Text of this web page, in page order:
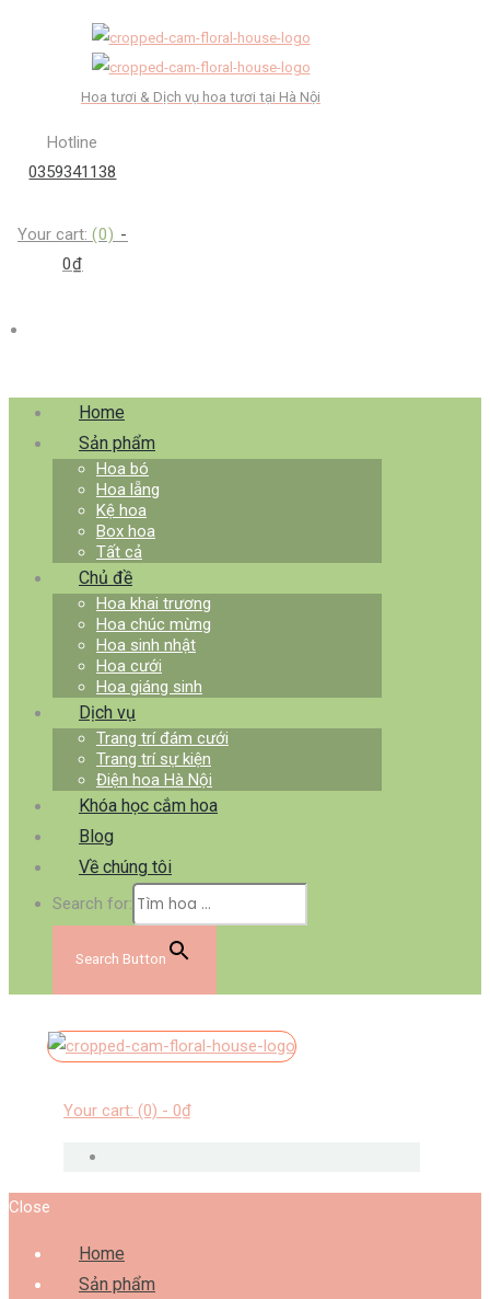
Hoa tươi & Dịch vụ hoa tươi tại Hà Nội
Hotline
0359341138
Your cart: (0) -
0₫
Home
Sản phẩm
Hoa bó
Hoa lẵng
Kệ hoa
Box hoa
Tất cả
Chủ đề
Hoa khai trương
Hoa chúc mừng
Hoa sinh nhật
Hoa cưới
Hoa giáng sinh
Dịch vụ
Trang trí đám cưới
Trang trí sự kiện
Điện hoa Hà Nội
Khóa học cắm hoa
Blog
Về chúng tôi
Search for:
Search Button
Your cart: (0) - 0₫
Close
Home
Sản phẩm